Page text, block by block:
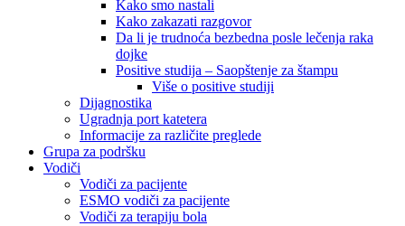
Kako smo nastali
Kako zakazati razgovor
Da li je trudnoća bezbedna posle lečenja raka
dojke
Positive studija – Saopštenje za štampu
Više o positive studiji
Dijagnostika
Ugradnja port katetera
Informacije za različite preglede
Grupa za podršku
Vodiči
Vodiči za pacijente
ESMO vodiči za pacijente
Vodiči za terapiju bola